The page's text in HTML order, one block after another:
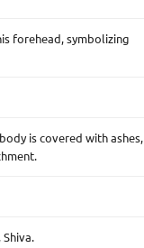
forehead, symbolizing
is covered with ashes,